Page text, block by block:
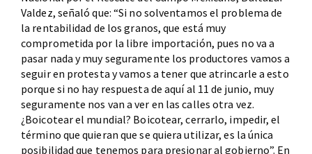
Valdez, señaló que: “Si no solventamos el problema de
la rentabilidad de los granos, que está muy
comprometida por la libre importación, pues no va a
pasar nada y muy seguramente los productores vamos a
seguir en protesta y vamos a tener que atrincarle a esto
porque si no hay respuesta de aquí al 11 de junio, muy
seguramente nos van a ver en las calles otra vez.
¿Boicotear el mundial? Boicotear, cerrarlo, impedir, el
término que quieran que se quiera utilizar, es la única
posibilidad que tenemos para presionar al gobierno”. En